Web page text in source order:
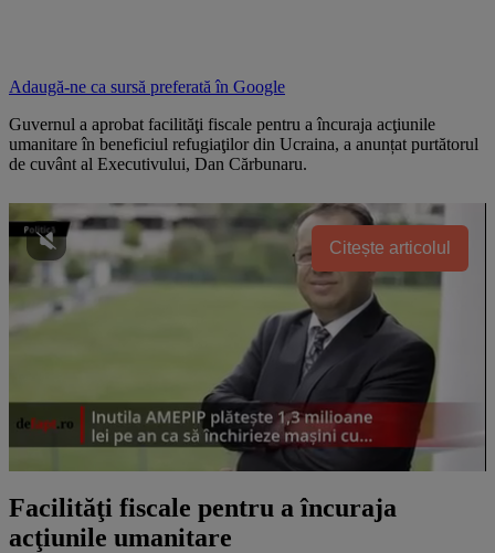
Adaugă-ne ca sursă preferată în Google
Guvernul a aprobat facilităţi fiscale pentru a încuraja acţiunile
umanitare în beneficiul refugiaţilor din Ucraina, a anunțat purtătorul
de cuvânt al Executivului, Dan Cărbunaru.
Citește articolul
Facilităţi fiscale pentru a încuraja
acţiunile umanitare